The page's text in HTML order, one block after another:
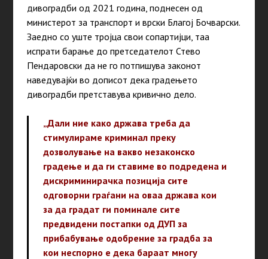
дивоградби од 2021 година, поднесен од
министерот за транспорт и врски Благој Бочварски.
Заедно со уште тројца свои сопартијци, таа
испрати барање до претседателот Стево
Пендаровски да не го потпишува законот
наведувајќи во дописот дека градењето
дивоградби претставува кривично дело.
„Дали ние како држава треба да
стимулираме криминал преку
дозволување на вакво незаконско
градење и да ги ставиме во подредена и
дискриминирачка позиција сите
одговорни граѓани на оваа држава кои
за да градат ги поминале сите
предвидени постапки од ДУП за
прибабување одобрение за градба за
кои неспорно е дека бараат многу